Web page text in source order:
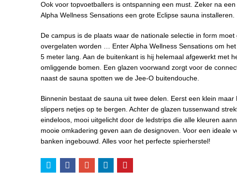
Ook voor topvoetballers is ontspanning een must. Zeker na
Alpha Wellness Sensations een grote Eclipse sauna installeren.
De campus is de plaats waar de nationale selectie in form
overgelaten worden … Enter Alpha Wellness Sensations om
5 meter lang. Aan de buitenkant is hij helemaal afgewerkt met
omliggende bomen. Een glazen voorwand zorgt voor de
naast de sauna spotten we de Jee-O buitendouche.
Binnenin bestaat de sauna uit twee delen. Eerst een klein
slippers netjes op te bergen. Achter de glazen tussenwand
eindeloos, mooi uitgelicht door de ledstrips die alle kleuren
mooie omkadering geven aan de designoven. Voor een
banken ingebouwd. Alles voor het perfecte spierherstel!